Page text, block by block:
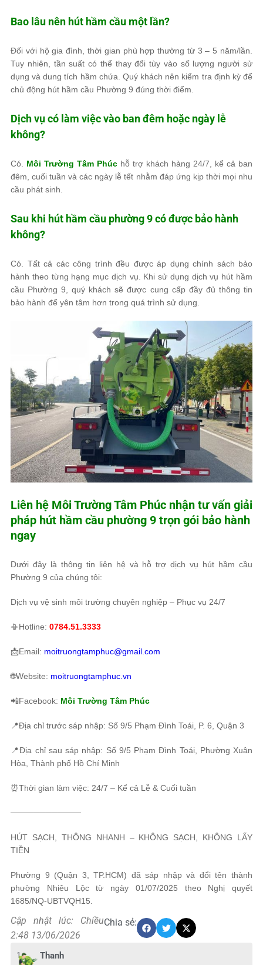
Bao lâu nên hút hầm cầu một lần?
Đối với hộ gia đình, thời gian phù hợp thường từ 3 – 5 năm/lần.
Tuy nhiên, tần suất có thể thay đổi tùy vào số lượng người sử
dụng và dung tích hầm chứa. Quý khách nên kiểm tra định kỳ để
chủ động hút hầm cầu Phường 9 đúng thời điểm.
Dịch vụ có làm việc vào ban đêm hoặc ngày lễ
không?
Có. Môi Trường Tâm Phúc hỗ trợ khách hàng 24/7, kể cả ban
đêm, cuối tuần và các ngày lễ tết nhằm đáp ứng kịp thời mọi nhu
cầu phát sinh.
Sau khi hút hầm cầu phường 9 có được bảo hành
không?
Có. Tất cả các công trình đều được áp dụng chính sách bảo
hành theo từng hạng mục dịch vụ. Khi sử dụng dịch vụ hút hầm
cầu Phường 9, quý khách sẽ được cung cấp đầy đủ thông tin
bảo hành để yên tâm hơn trong quá trình sử dụng.
Liên hệ Môi Trường Tâm Phúc nhận tư vấn giải
pháp hút hầm cầu phường 9 trọn gói bảo hành
ngay
Dưới đây là thông tin liên hệ và hỗ trợ dịch vụ hút hầm cầu
Phường 9 của chúng tôi:
Dịch vụ vệ sinh môi trường chuyên nghiệp – Phục vụ 24/7
📳Hotline: 0784.51.3333
📩Email: moitruongtamphuc@gmail.com
🌐Website: moitruongtamphuc.vn
📲Facebook: Môi Trường Tâm Phúc
📍Địa chỉ trước sáp nhập: Số 9/5 Phạm Đình Toái, P. 6, Quận 3
📍Địa chỉ sau sáp nhập: Số 9/5 Phạm Đình Toái, Phường Xuân
Hòa, Thành phố Hồ Chí Minh
⏰Thời gian làm việc: 24/7 – Kể cả Lễ & Cuối tuần
────────────
HÚT SẠCH, THÔNG NHANH – KHÔNG SẠCH, KHÔNG LẤY
TIỀN
Phường 9 (Quận 3, TP.HCM) đã sáp nhập và đổi tên thành
phường Nhiêu Lộc từ ngày 01/07/2025 theo Nghị quyết
1685/NQ-UBTVQH15.
Cập nhật lúc: Chiều
2:48 13/06/2026
Chia sẻ:
Thanh
1